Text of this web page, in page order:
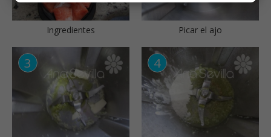
Ingredientes Picar el ajo